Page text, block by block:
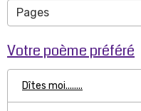
Votre poème préféré
Dîtes moi........